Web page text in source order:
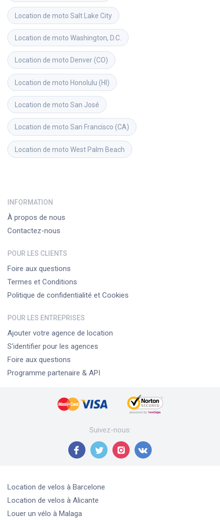
Location de moto Salt Lake City
Location de moto Washington, D.C.
Location de moto Denver (CO)
Location de moto Honolulu (HI)
Location de moto San José
Location de moto San Francisco (CA)
Location de moto West Palm Beach
INFORMATION
À propos de nous
Contactez-nous
POUR LES CLIENTS
Foire aux questions
Termes et Conditions
Politique de confidentialité et Cookies
POUR LES ENTREPRISES
Ajouter votre agence de location
S'identifier pour les agences
Foire aux questions
Programme partenaire & API
Suivez-nous:
Location de velos à Barcelone
Location de velos à Alicante
Louer un vélo à Malaga